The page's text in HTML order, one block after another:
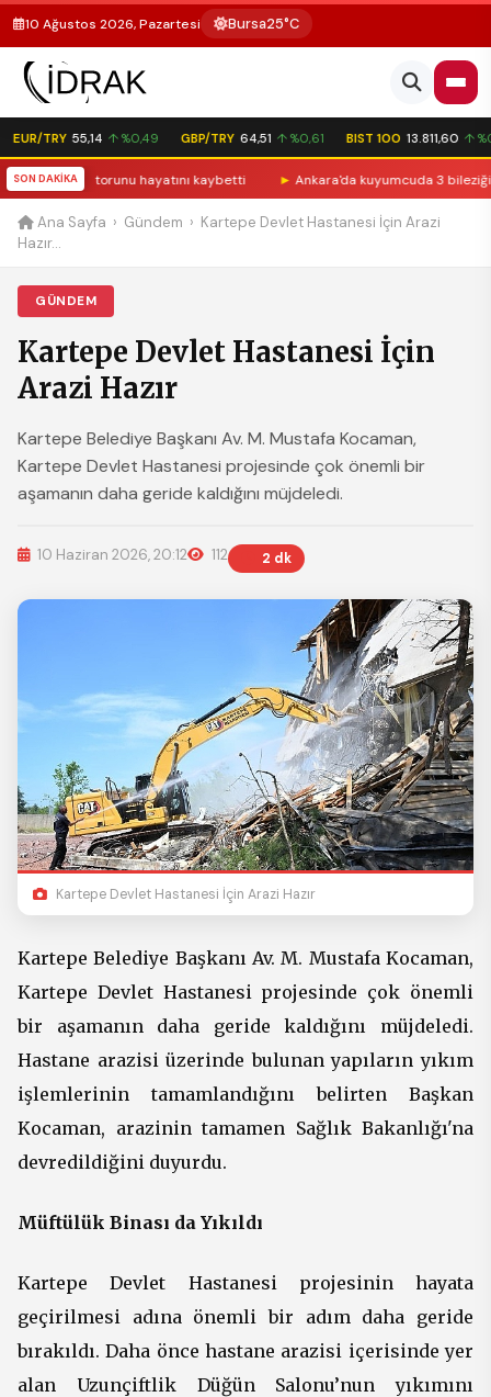
10 Ağustos 2026, Pazartesi Bursa25°C
EUR/TRY 55,14 ↑ %0,49 GBP/TRY 64,51 ↑ %0,61 BIST 100 13.811,60 ↑
SON DAKİKA
yaşındaki torunu hayatını kaybetti Ankara'da kuyumcuda 3 bileziği
Ana Sayfa › Gündem › Kartepe Devlet Hastanesi İçin Arazi
Hazır...
GÜNDEM
Kartepe Devlet Hastanesi İçin
Arazi Hazır
Kartepe Belediye Başkanı Av. M. Mustafa Kocaman,
Kartepe Devlet Hastanesi projesinde çok önemli bir
aşamanın daha geride kaldığını müjdeledi.
10 Haziran 2026, 20:12 112 2 dk
Kartepe Devlet Hastanesi İçin Arazi Hazır
Kartepe Belediye Başkanı Av. M. Mustafa Kocaman,
Kartepe Devlet Hastanesi projesinde çok önemli
bir aşamanın daha geride kaldığını müjdeledi.
Hastane arazisi üzerinde bulunan yapıların yıkım
işlemlerinin tamamlandığını belirten Başkan
Kocaman, arazinin tamamen Sağlık Bakanlığı'na
devredildiğini duyurdu.
Müftülük Binası da Yıkıldı
Kartepe Devlet Hastanesi projesinin hayata
geçirilmesi adına önemli bir adım daha geride
bırakıldı. Daha önce hastane arazisi içerisinde yer
alan Uzunçiftlik Düğün Salonu’nun yıkımını